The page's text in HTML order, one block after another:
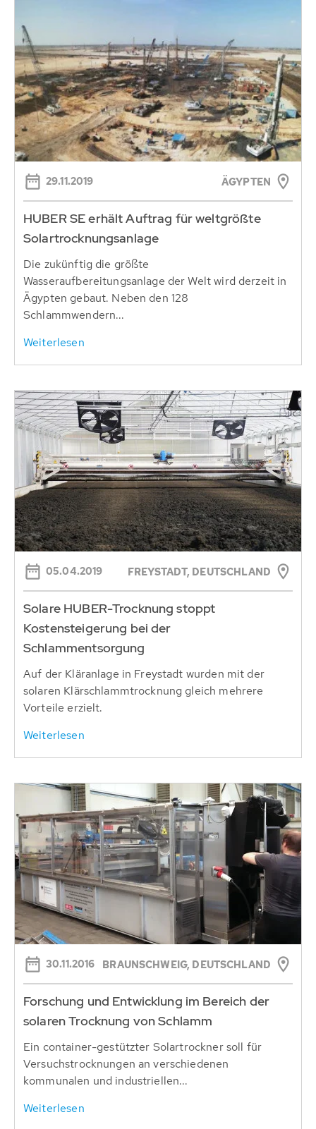
29.11.2019 ÄGYPTEN
HUBER SE erhält Auftrag für weltgrößte
Solartrocknungsanlage
Die zukünftig die größte
Wasseraufbereitungsanlage der Welt wird derzeit in
Ägypten gebaut. Neben den 128
Schlammwendern...
Weiterlesen
05.04.2019 FREYSTADT, DEUTSCHLAND
Solare HUBER-Trocknung stoppt
Kostensteigerung bei der
Schlammentsorgung
Auf der Kläranlage in Freystadt wurden mit der
solaren Klärschlammtrocknung gleich mehrere
Vorteile erzielt.
Weiterlesen
30.11.2016 BRAUNSCHWEIG, DEUTSCHLAND
Forschung und Entwicklung im Bereich der
solaren Trocknung von Schlamm
Ein container-gestützter Solartrockner soll für
Versuchstrocknungen an verschiedenen
kommunalen und industriellen...
Weiterlesen